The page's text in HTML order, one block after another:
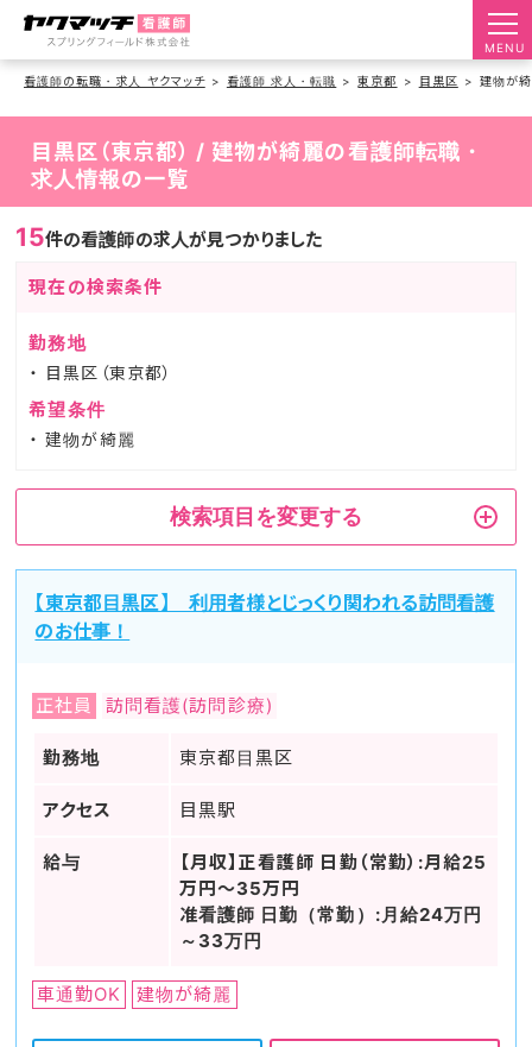
MENU
看護師の転職・求人 ヤクマッチ 看護師 求人・転職 東京都 目黒区 建物が
目黒区（東京都） / 建物が綺麗の看護師転職・
求人情報の一覧
15件の看護師の求人が見つかりました
現在の検索条件
勤務地
目黒区（東京都）
希望条件
建物が綺麗
検索項目を変更する
【東京都目黒区】 利用者様とじっくり関われる訪問看護
のお仕事！
正社員 訪問看護(訪問診療)
勤務地 東京都目黒区
アクセス 目黒駅
給与
【月収】正看護師 日勤（常勤）:月給25
万円～35万円
准看護師 日勤（常勤）:月給24万円
～33万円
車通勤OK 建物が綺麗